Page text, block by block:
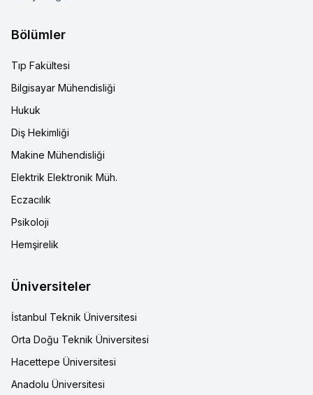
Bölümler
Tıp Fakültesi
Bilgisayar Mühendisliği
Hukuk
Diş Hekimliği
Makine Mühendisliği
Elektrik Elektronik Müh.
Eczacılık
Psikoloji
Hemşirelik
Üniversiteler
İstanbul Teknik Üniversitesi
Orta Doğu Teknik Üniversitesi
Hacettepe Üniversitesi
Anadolu Üniversitesi